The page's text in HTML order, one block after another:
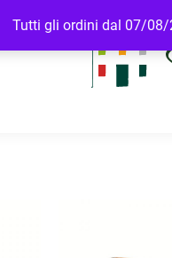
Tutti gli ordini dal 07/